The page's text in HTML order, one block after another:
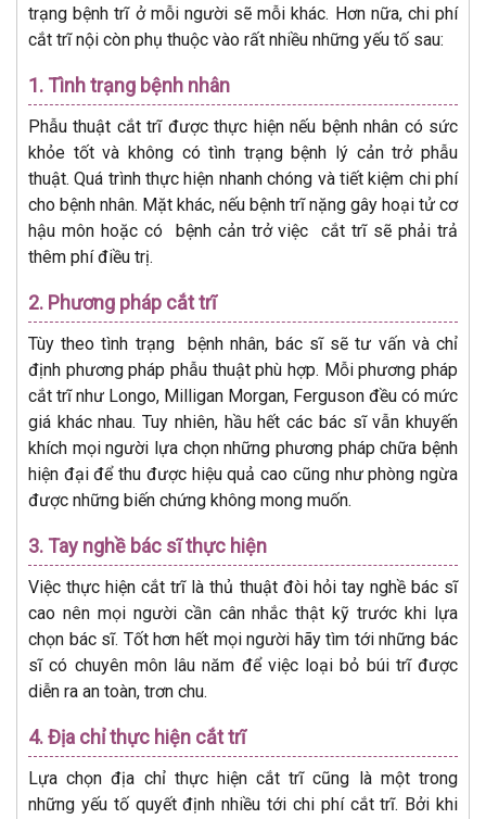
trạng bệnh trĩ ở mỗi người sẽ mỗi khác. Hơn nữa, chi phí
cắt trĩ nội còn phụ thuộc vào rất nhiều những yếu tố sau:
1. Tình trạng bệnh nhân
Phẫu thuật cắt trĩ được thực hiện nếu bệnh nhân có sức
khỏe tốt và không có tình trạng bệnh lý cản trở phẫu
thuật. Quá trình thực hiện nhanh chóng và tiết kiệm chi phí
cho bệnh nhân. Mặt khác, nếu bệnh trĩ nặng gây hoại tử cơ
hậu môn hoặc có bệnh cản trở việc cắt trĩ sẽ phải trả
thêm phí điều trị.
2. Phương pháp cắt trĩ
Tùy theo tình trạng bệnh nhân, bác sĩ sẽ tư vấn và chỉ
định phương pháp phẫu thuật phù hợp. Mỗi phương pháp
cắt trĩ như Longo, Milligan Morgan, Ferguson đều có mức
giá khác nhau. Tuy nhiên, hầu hết các bác sĩ vẫn khuyến
khích mọi người lựa chọn những phương pháp chữa bệnh
hiện đại để thu được hiệu quả cao cũng như phòng ngừa
được những biến chứng không mong muốn.
3. Tay nghề bác sĩ thực hiện
Việc thực hiện cắt trĩ là thủ thuật đòi hỏi tay nghề bác sĩ
cao nên mọi người cần cân nhắc thật kỹ trước khi lựa
chọn bác sĩ. Tốt hơn hết mọi người hãy tìm tới những bác
sĩ có chuyên môn lâu năm để việc loại bỏ búi trĩ được
diễn ra an toàn, trơn chu.
4. Địa chỉ thực hiện cắt trĩ
Lựa chọn địa chỉ thực hiện cắt trĩ cũng là một trong
những yếu tố quyết định nhiều tới chi phí cắt trĩ. Bởi khi